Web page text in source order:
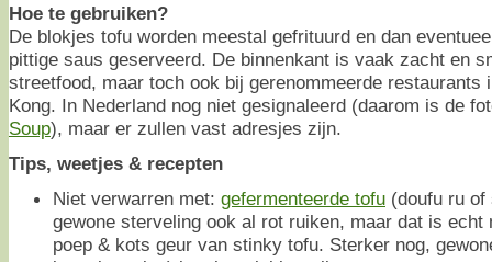
Hoe te gebruiken?
De blokjes tofu worden meestal gefrituurd en dan
pittige saus geserveerd. De binnenkant is vaak zacht en
streetfood, maar toch ook bij gerenommeerde restaurants
Kong. In Nederland nog niet gesignaleerd (daarom is de
Soup), maar er zullen vast adresjes zijn.
Tips, weetjes & recepten
Niet verwarren met: gefermenteerde tofu (doufu ru
gewone sterveling ook al rot ruiken, maar dat is echt
poep & kots geur van stinky tofu. Sterker nog,